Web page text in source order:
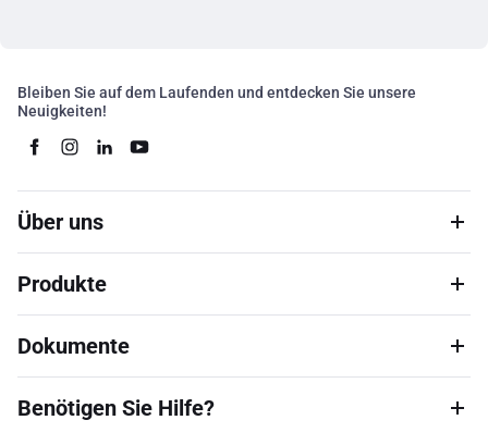
Bleiben Sie auf dem Laufenden und entdecken Sie unsere
Neuigkeiten!
Über uns
Produkte
Dokumente
Benötigen Sie Hilfe?